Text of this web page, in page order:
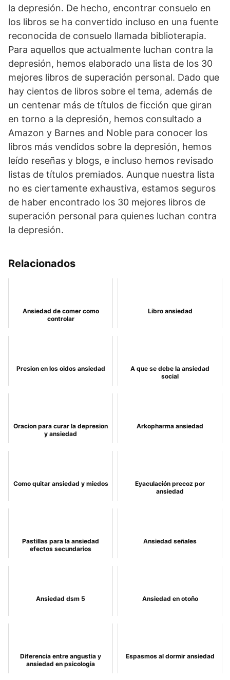
la depresión. De hecho, encontrar consuelo en
los libros se ha convertido incluso en una fuente
reconocida de consuelo llamada biblioterapia.
Para aquellos que actualmente luchan contra la
depresión, hemos elaborado una lista de los 30
mejores libros de superación personal. Dado que
hay cientos de libros sobre el tema, además de
un centenar más de títulos de ficción que giran
en torno a la depresión, hemos consultado a
Amazon y Barnes and Noble para conocer los
libros más vendidos sobre la depresión, hemos
leído reseñas y blogs, e incluso hemos revisado
listas de títulos premiados. Aunque nuestra lista
no es ciertamente exhaustiva, estamos seguros
de haber encontrado los 30 mejores libros de
superación personal para quienes luchan contra
la depresión.
Relacionados
Ansiedad de comer como
controlar
Libro ansiedad
Presion en los oidos ansiedad
A que se debe la ansiedad
social
Oracion para curar la depresion
y ansiedad
Arkopharma ansiedad
Como quitar ansiedad y miedos
Eyaculación precoz por
ansiedad
Pastillas para la ansiedad
efectos secundarios
Ansiedad señales
Ansiedad dsm 5 Ansiedad en otoño
Diferencia entre angustia y
ansiedad en psicologia
Espasmos al dormir ansiedad